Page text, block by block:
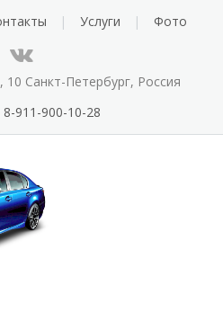
Услуги Фото
10 Санкт-Петербург, Россия
8-911-900-10-28